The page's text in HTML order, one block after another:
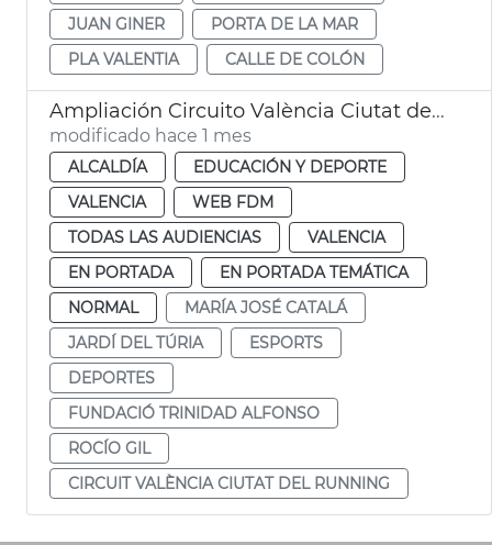
JUAN GINER
PORTA DE LA MAR
PLA VALENTIA
CALLE DE COLÓN
Ampliación Circuito València Ciutat del Running
modificado hace 1 mes
ALCALDÍA
EDUCACIÓN Y DEPORTE
VALENCIA
WEB FDM
TODAS LAS AUDIENCIAS
VALENCIA
EN PORTADA
EN PORTADA TEMÁTICA
NORMAL
MARÍA JOSÉ CATALÁ
JARDÍ DEL TÚRIA
ESPORTS
DEPORTES
FUNDACIÓ TRINIDAD ALFONSO
ROCÍO GIL
CIRCUIT VALÈNCIA CIUTAT DEL RUNNING